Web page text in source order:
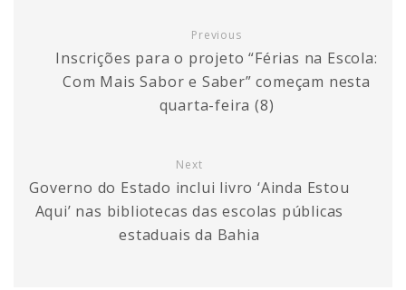
Previous
Inscrições para o projeto “Férias na Escola:
Com Mais Sabor e Saber” começam nesta
quarta-feira (8)
Next
Governo do Estado inclui livro ‘Ainda Estou
Aqui’ nas bibliotecas das escolas públicas
estaduais da Bahia